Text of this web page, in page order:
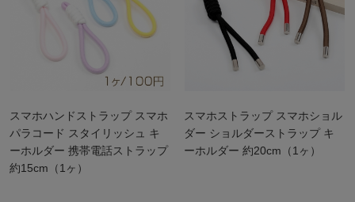
スマホハンドストラップ スマホ
パラコード スタイリッシュ キ
ーホルダー 携帯電話ストラップ
約15cm（1ヶ）
スマホストラップ スマホショル
ダー ショルダーストラップ キ
ーホルダー 約20cm（1ヶ）